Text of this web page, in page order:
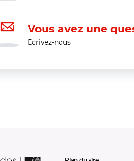
Vous avez une
Ecrivez-nous